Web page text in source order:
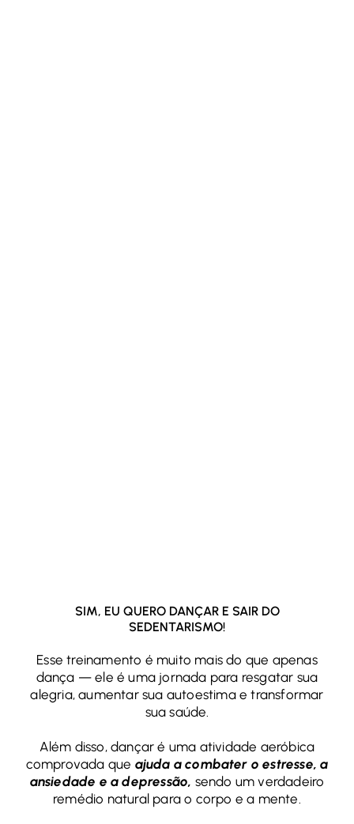
SIM, EU QUERO DANÇAR E SAIR DO
SEDENTARISMO!
Esse treinamento é muito mais do que apenas
dança — ele é uma jornada para resgatar sua
alegria, aumentar sua autoestima e transformar
sua saúde.
Além disso, dançar é uma atividade aeróbica
comprovada que ajuda a combater o estresse, a
ansiedade e a depressão, sendo um verdadeiro
remédio natural para o corpo e a mente.